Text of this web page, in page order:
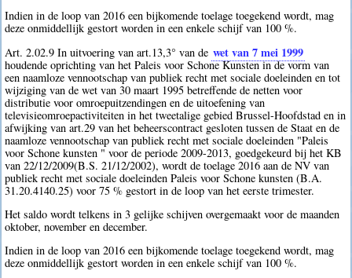
Indien in de loop van 2016 een bijkomende toelage toegekend wordt, mag
deze onmiddellijk gestort worden in een enkele schijf van 100 %.
Art. 2.02.9 In uitvoering van art.13,3° van de wet van 7 mei 1999
houdende oprichting van het Paleis voor Schone Kunsten in de vorm van
een naamloze vennootschap van publiek recht met sociale doeleinden en tot
wijziging van de wet van 30 maart 1995 betreffende de netten voor
distributie voor omroepuitzendingen en de uitoefening van
televisieomroepactiviteiten in het tweetalige gebied Brussel-Hoofdstad en in
afwijking van art.29 van het beheerscontract gesloten tussen de Staat en de
naamloze vennootschap van publiek recht met sociale doeleinden "Paleis
voor Schone kunsten " voor de periode 2009-2013, goedgekeurd bij het KB
van 22/12/2009(B.S. 21/12/2002), wordt de toelage 2016 aan de NV van
publiek recht met sociale doeleinden Paleis voor Schone kunsten (B.A.
31.20.4140.25) voor 75 % gestort in de loop van het eerste trimester.
Het saldo wordt telkens in 3 gelijke schijven overgemaakt voor de maanden
oktober, november en december.
Indien in de loop van 2016 een bijkomende toelage toegekend wordt, mag
deze onmiddellijk gestort worden in een enkele schijf van 100 %.